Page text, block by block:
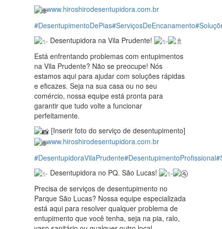
www.hiroshirodesentupidora.com.br
#DesentupimentoDePias#ServiçosDeEncanamento
Desentupidora na Vila Prudente!
Está enfrentando problemas com entupimentos
na Vila Prudente? Não se preocupe! Nós
estamos aqui para ajudar com soluções rápidas
e eficazes. Seja na sua casa ou no seu
comércio, nossa equipe está pronta para
garantir que tudo volte a funcionar
perfeitamente.
[Inserir foto do serviço de desentupimento]
www.hiroshirodesentupidora.com.br
#DesentupidoraVilaPrudente#DesentupimentoProfissional
Desentupidora no PQ. São Lucas!
Precisa de serviços de desentupimento no
Parque São Lucas? Nossa equipe especializada
está aqui para resolver qualquer problema de
entupimento que você tenha, seja na pia, ralo,